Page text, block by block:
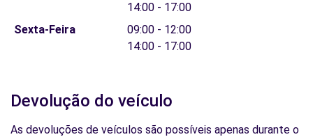
14:00 - 17:00
Sexta-Feira
09:00 - 12:00
14:00 - 17:00
Devolução do veículo
As devoluções de veículos são possíveis apenas durante o